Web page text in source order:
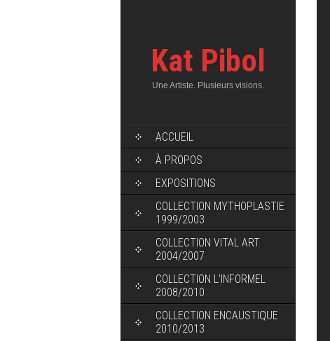
Kat Pibol
Une Artiste. Plusieurs visions.
ACCUEIL
À PROPOS
EXPOSITIONS
COLLECTION MYTHOPLASTIE
1999/2003
COLLECTION VITAL ART
2004/2007
COLLECTION L’INFORMEL
2008/2010
COLLECTION ENCAUSTIQUE
2010/2013